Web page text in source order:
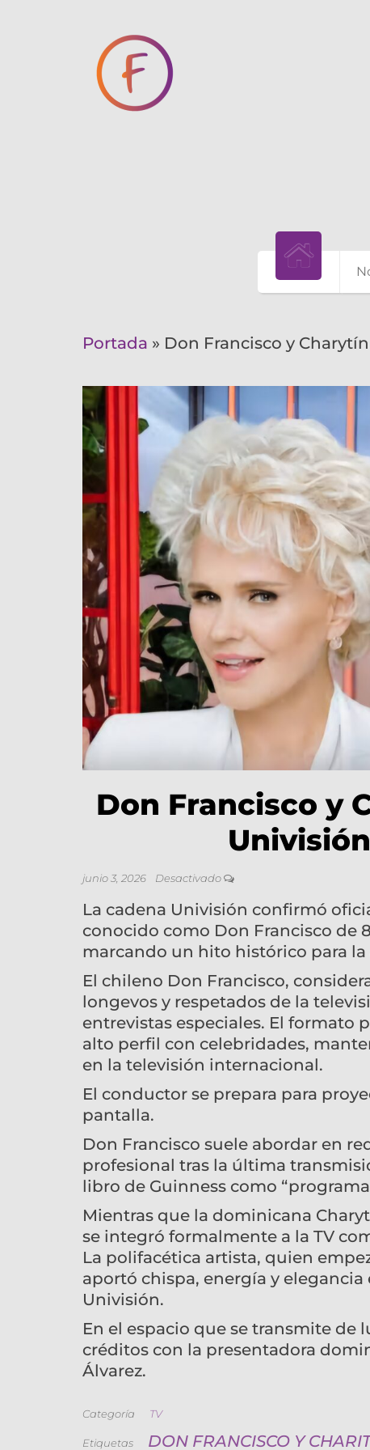
Portada » Don Francisco y
Don Francisco y
junio 3, 2026 Desactivado
La cadena Univisión confirmó
conocido como Don Francisco de
marcando un hito histórico para
El chileno Don Francisco,
longevos y respetados de la
entrevistas especiales. El formato
alto perfil con celebridades,
en la televisión internacional.
El conductor se prepara para
pantalla.
Don Francisco suele abordar en
profesional tras la última
libro de Guinness como
Mientras que la dominicana
se integró formalmente a la TV
La polifacética artista, quien
aportó chispa, energía y
Univisión.
En el espacio que se transmite de
créditos con la presentadora
Álvarez.
Categoría TV
Etiquetas DON FRANCISCO Y